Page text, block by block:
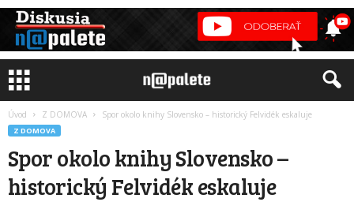
Úvod Z DOMOVA Spor okolo knihy Slovensko – historický Felvidék eskaluje
Z DOMOVA
Spor okolo knihy Slovensko –
historický Felvidék eskaluje